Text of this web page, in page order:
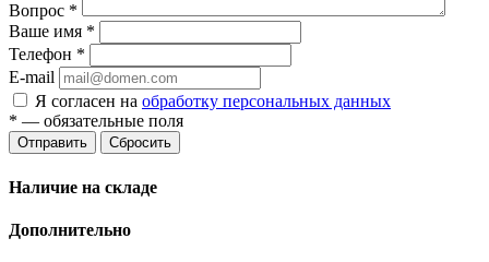
Вопрос *
Ваше имя *
Телефон *
E-mail
Я согласен на обработку персональных данных
* — обязательные поля
Отправить Сбросить
Наличие на складе
Дополнительно